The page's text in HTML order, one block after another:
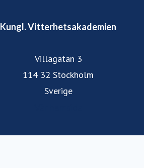
Kungl. Vitterhetsakademien
Villagatan 3
114 32 Stockholm
Sverige